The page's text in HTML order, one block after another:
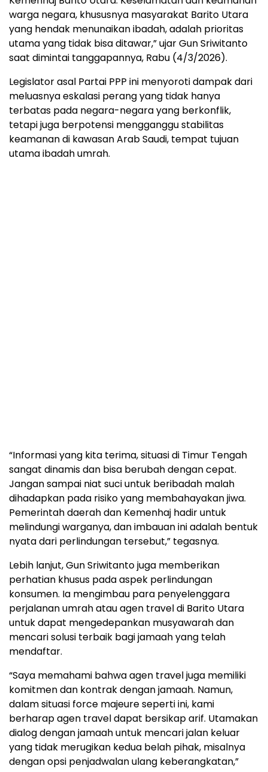
warga negara, khususnya masyarakat Barito Utara
yang hendak menunaikan ibadah, adalah prioritas
utama yang tidak bisa ditawar,” ujar Gun Sriwitanto
saat dimintai tanggapannya, Rabu (4/3/2026).
Legislator asal Partai PPP ini menyoroti dampak dari
meluasnya eskalasi perang yang tidak hanya
terbatas pada negara-negara yang berkonflik,
tetapi juga berpotensi mengganggu stabilitas
keamanan di kawasan Arab Saudi, tempat tujuan
utama ibadah umrah.
“Informasi yang kita terima, situasi di Timur Tengah
sangat dinamis dan bisa berubah dengan cepat.
Jangan sampai niat suci untuk beribadah malah
dihadapkan pada risiko yang membahayakan jiwa.
Pemerintah daerah dan Kemenhaj hadir untuk
melindungi warganya, dan imbauan ini adalah bentuk
nyata dari perlindungan tersebut,” tegasnya.
Lebih lanjut, Gun Sriwitanto juga memberikan
perhatian khusus pada aspek perlindungan
konsumen. Ia mengimbau para penyelenggara
perjalanan umrah atau agen travel di Barito Utara
untuk dapat mengedepankan musyawarah dan
mencari solusi terbaik bagi jamaah yang telah
mendaftar.
“Saya memahami bahwa agen travel juga memiliki
komitmen dan kontrak dengan jamaah. Namun,
dalam situasi force majeure seperti ini, kami
berharap agen travel dapat bersikap arif. Utamakan
dialog dengan jamaah untuk mencari jalan keluar
yang tidak merugikan kedua belah pihak, misalnya
dengan opsi penjadwalan ulang keberangkatan,”